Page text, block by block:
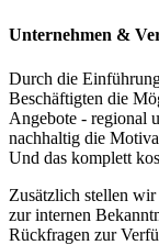
Unternehmen &
Durch die
Beschäftigten die
Angebote - regional
nachhaltig die
Und das komplett
Zusätzlich stellen
zur internen
Rückfragen zur